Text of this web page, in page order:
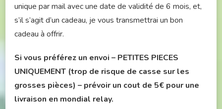
unique par mail avec une date de validité de 6 mois, et,
s’il s’agit d’un cadeau, je vous transmettrai un bon
cadeau à offrir.
Si vous préférez un envoi – PETITES PIECES
UNIQUEMENT (trop de risque de casse sur les
grosses pièces) – prévoir un cout de 5€ pour une
livraison en mondial relay.